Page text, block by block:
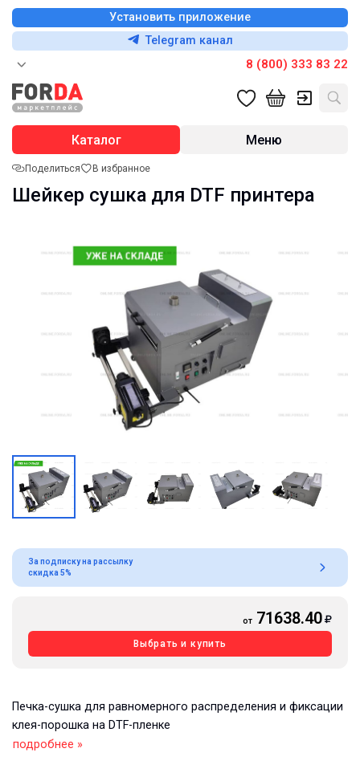
Установить приложение
Telegram канал
8 (800) 333 83 22
Каталог Меню
Поделиться В избранное
Шейкер сушка для DTF принтера
За подписку на рассылку
скидка 5%
от 71638.40
Выбрать и купить
Печка-сушка для равномерного распределения и фиксации
клея-порошка на DTF-пленке
подробнее »